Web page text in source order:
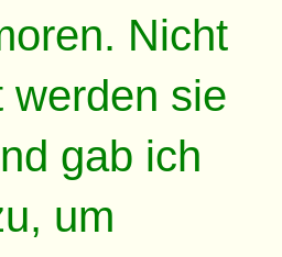
Nicht
werden sie
gab ich
um